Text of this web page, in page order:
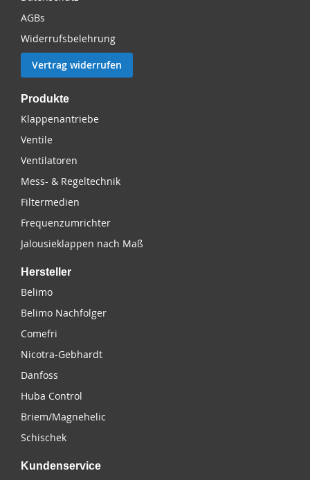
AGBs
Widerrufsbelehrung
Vertrag widerrufen
Produkte
Klappenantriebe
Ventile
Ventilatoren
Mess- & Regeltechnik
Filtermedien
Frequenzumrichter
Jalousieklappen nach Maß
Hersteller
Belimo
Belimo Nachfolger
Comefri
Nicotra-Gebhardt
Danfoss
Huba Control
Briem/Magnehelic
Schischek
Kundenservice